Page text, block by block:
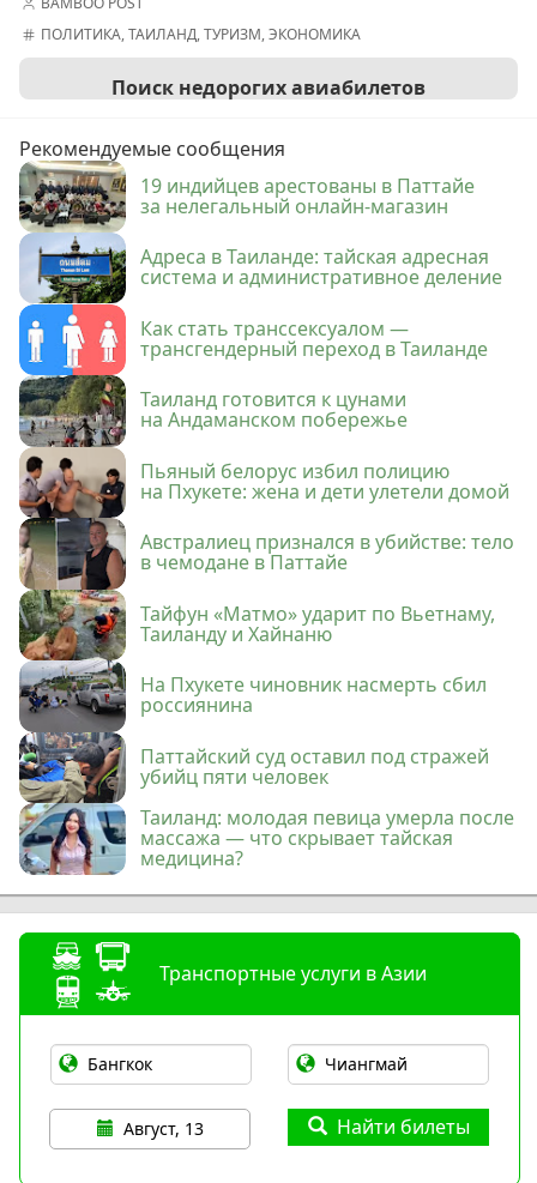
ПОЛИТИКА,ТАИЛАНД,ТУРИЗМ,ЭКОНОМИКА
Поиск недорогих авиабилетов
Рекомендуемые сообщения
19 индийцев арестованы в Паттайе
за нелегальный онлайн-магазин
Адреса в Таиланде: тайская адресная
система и административное деление
Как стать транссексуалом —
трансгендерный переход в Таиланде
Таиланд готовится к цунами
на Андаманском побережье
Пьяный белорус избил полицию
на Пхукете: жена и дети улетели домой
Австралиец признался в убийстве: тело
в чемодане в Паттайе
Тайфун «Матмо» ударит по Вьетнаму,
Таиланду и Хайнаню
На Пхукете чиновник насмерть сбил
россиянина
Паттайский суд оставил под стражей
убийц пяти человек
Таиланд: молодая певица умерла после
массажа — что скрывает тайская
медицина?
Транспортные услуги в Азии
Август, 13 Найти билеты